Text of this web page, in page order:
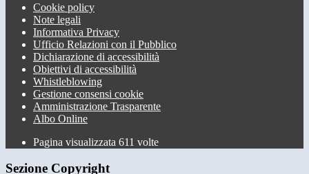
Cookie policy
Note legali
Informativa Privacy
Ufficio Relazioni con il Pubblico
Dichiarazione di accessibilità
Obiettivi di accessibilità
Whistleblowing
Gestione consensi cookie
Amministrazione Trasparente
Albo Online
Pagina visualizzata 611 volte
Sezione Copyright